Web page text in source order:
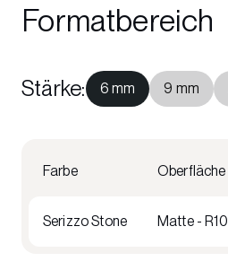
Formatbereich
Stärke: 6 mm 9 mm
Farbe Oberfläche
Serizzo Stone Matte - R10